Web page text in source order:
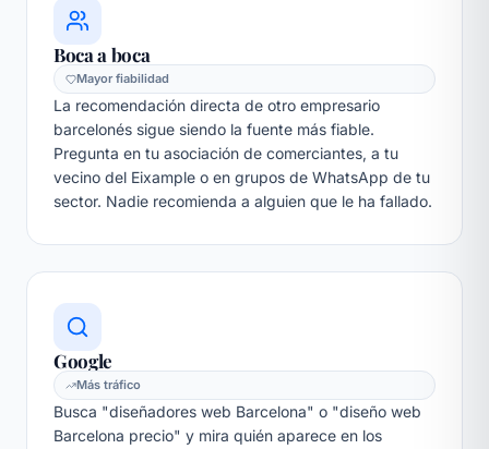
Boca a boca
Mayor fiabilidad
La recomendación directa de otro empresario
barcelonés sigue siendo la fuente más fiable.
Pregunta en tu asociación de comerciantes, a tu
vecino del Eixample o en grupos de WhatsApp de tu
sector. Nadie recomienda a alguien que le ha fallado.
Google
Más tráfico
Busca "diseñadores web Barcelona" o "diseño web
Barcelona precio" y mira quién aparece en los